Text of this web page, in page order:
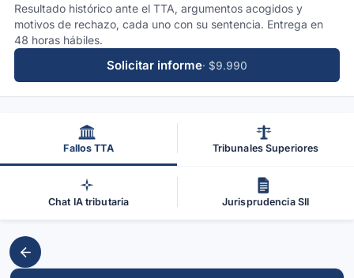
Resultado histórico ante el TTA, argumentos acogidos y
motivos de rechazo, cada uno con su sentencia. Entrega en
48 horas hábiles.
Solicitar informe· $9.990
Fallos TTA Tribunales Superiores
Chat IA tributaria Jurisprudencia SII